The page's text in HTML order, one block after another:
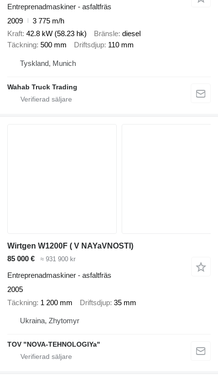
Entreprenadmaskiner - asfaltfräs
2009
3 775 m/h
Kraft 42.8 kW (58.23 hk) Bränsle diesel
Täckning 500 mm Driftsdjup 110 mm
Tyskland, Munich
Wahab Truck Trading
Wirtgen W1200F ( V NAYaVNOSTI)
85 000 €
≈ 931 900 kr
Entreprenadmaskiner - asfaltfräs
2005
Täckning 1 200 mm Driftsdjup 35 mm
Ukraina, Zhytomyr
TOV "NOVA-TEHNOLOGIYa"